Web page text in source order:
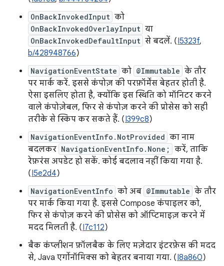
OnBackInvokedInput को
OnBackInvokedOverlayInput या
OnBackInvokedDefaultInput से बदलें. (I5323f,
b/428948766)
NavigationEventState को @Immutable के तौर
पर मार्क करें. इससे कंपोज़ की परफ़ॉर्मेंस बेहतर होती है.
ऐसा इसलिए होता है, क्योंकि इस स्थिति को मॉनिटर करने
वाले कंपोज़ेबल, फिर से कंपोज़ करने की प्रोसेस को सही
तरीके से स्किप कर सकते हैं. (I399c8)
NavigationEventInfo.NotProvided का नाम
बदलकर NavigationEventInfo.None;
करें, ताकि
रेफ़रंस अपडेट हो सकें. कोई बदलाव नहीं किया गया है.
(I5e2d4)
NavigationEventInfo को अब @Immutable के तौर
पर मार्क किया गया है. इससे Compose कंपाइलर को,
फिर से कंपोज़ करने की प्रोसेस को ऑप्टिमाइज़ करने में
मदद मिलती है. (I7c112)
बैक कंप्लीशन फ़ॉलबैक के लिए मज़ेदार इंटरफ़ेस की मदद
से, Java एर्गोनॉमिक्स को बेहतर बनाया गया. (I8a860)